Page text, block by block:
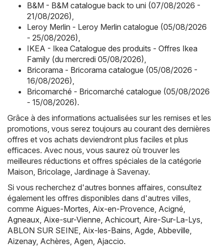
B&M - B&M catalogue back to uni (07/08/2026 -
21/08/2026),
Leroy Merlin - Leroy Merlin catalogue (05/08/2026
- 25/08/2026),
IKEA - Ikea Catalogue des produits - Offres Ikea
Family (du mercredi 05/08/2026),
Bricorama - Bricorama catalogue (05/08/2026 -
16/08/2026),
Bricomarché - Bricomarché catalogue (05/08/2026
- 15/08/2026).
Grâce à des informations actualisées sur les remises et les
promotions, vous serez toujours au courant des dernières
offres et vos achats deviendront plus faciles et plus
efficaces. Avec nous, vous saurez où trouver les
meilleures réductions et offres spéciales de la catégorie
Maison, Bricolage, Jardinage à Savenay.
Si vous recherchez d'autres bonnes affaires, consultez
également les offres disponibles dans d'autres villes,
comme Aigues-Mortes, Aix-en-Provence, Acigné,
Agneaux, Aixe-sur-Vienne, Achicourt, Aire-Sur-La-Lys,
ABLON SUR SEINE, Aix-les-Bains, Agde, Abbeville,
Aizenay, Achères, Agen, Ajaccio.